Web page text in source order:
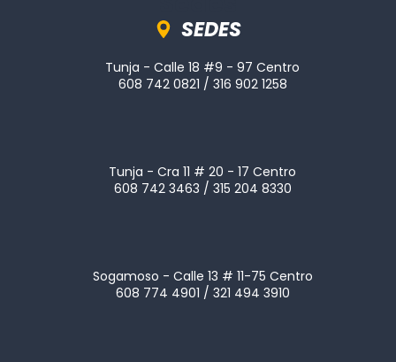
SEDES
Tunja - Calle 18 #9 - 97 Centro
608 742 0821 / 316 902 1258
Tunja - Cra 11 # 20 - 17 Centro
608 742 3463 / 315 204 8330
Sogamoso - Calle 13 # 11-75 Centro
608 774 4901 / 321 494 3910